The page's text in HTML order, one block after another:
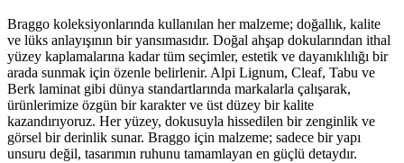
Braggo koleksiyonlarında kullanılan her malzeme; doğallık, kalite
ve lüks anlayışının bir yansımasıdır. Doğal ahşap dokularından ithal
yüzey kaplamalarına kadar tüm seçimler, estetik ve dayanıklılığı bir
arada sunmak için özenle belirlenir. Alpi Lignum, Cleaf, Tabu ve
Berk laminat gibi dünya standartlarında markalarla çalışarak,
ürünlerimize özgün bir karakter ve üst düzey bir kalite
kazandırıyoruz. Her yüzey, dokusuyla hissedilen bir zenginlik ve
görsel bir derinlik sunar. Braggo için malzeme; sadece bir yapı
unsuru değil, tasarımın ruhunu tamamlayan en güçlü detaydır.